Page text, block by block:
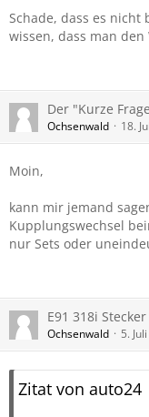
Schade, dass es
wissen, dass man
Der "Kurze
Ochsenwald 18.
Moin,
kann mir jemand
Kupplungswechsel
nur Sets oder
E91 318i
Ochsenwald 5.
Zitat von auto24